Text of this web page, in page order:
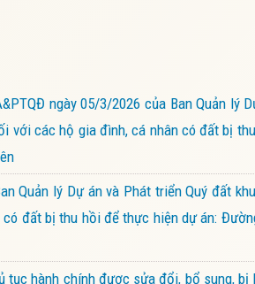
ngày 05/3/2026 của Ban Quản lý
với các hộ gia đình, cá nhân có đất bị
Quản lý Dự án và Phát triển Quý đất
đất bị thu hồi để thực hiện dự án:
tục hành chính được sửa đổi, bổ sung,